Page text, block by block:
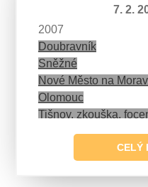
7. 2.
2007
Doubravník
Sněžné
Nové Město na
Olomouc
Tišnov, zkouška,
Tišnov, zkouška
Tišnov, vánočníCELÝ